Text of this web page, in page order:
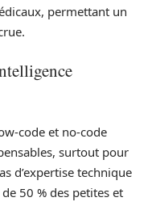
permettant un
code et no-code
surtout pour
d’expertise technique
50 % des petites et